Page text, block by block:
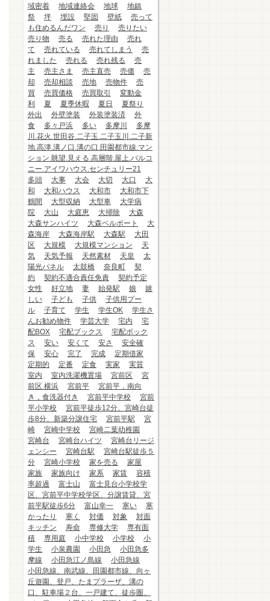
域密着
地域連絡会 地球
地鎮
祭
坪 埋設 堅固 壁紙
売って
も住めるんだワン
売り
売りたい
売り物
売る 売れた理由
売れ
て
売れている 売れてしまう
売
れました
売れる 売れ残る
売
主
売主さま 売主直売 売価
売
却
売却相談 売地 売物件
売
買
売買価格 売買取引
変動金
利
夏 夏季休暇 夏日
夏祭り
外出
外壁塗装 外装塗装済
外
食
多々戸浜 多い 多摩川
多摩
川.花火.世田谷.二子玉.二子玉川.二子新
地.高津.溝ノ口.溝の口.田園都市線.マン
ション.眺望.見える.高層階.屋上.バルコ
ニー.アイワハウス.センチュリー21
多頭
大事 大会 大切 大口
大
和
大和ハウス 大和市
大和市下
鶴間
大型収納 大型車
大学病
院
大山 大庭恵 大掃除
大森
大森サンハイツ
大森ベルポート
大
森海岸
大森海岸駅 大森駅
大田
区
大規模 大規模マンション
天
気
天気予報 天然素材 天皇
太
陽光パネル
太鼓橋 奈良町
契
約
契約不適合責任免責
契約予定
女性
好立地 妻 始発駅 娘
嬉
しい
子ども 子供
子供用プー
ル
子育て 学生 学生OK
学生さ
んお勧め物件
学芸大学 宅内
宅
配BOX
宅配ブックス
宅配ボック
ス
安い 安くて 安さ
安全確
保
安心 完了 完成
定期借家
定期的
定番 定食 実家
実質
室内
室内洗濯機置場 宮前区
宮
前区.横浜
宮前平
宮前平，南向
き，食洗器付き
宮前平中学校
宮前
平小学校
宮前平徒歩12分、宮崎台徒
歩8分、新築分譲住宅
宮前平駅
宮
崎
宮崎中学校
宮崎二葉幼稚園
宮崎台
宮崎台ハイツ
宮崎台リージ
ェンシー
宮崎台駅
宮崎台駅徒歩５
分
宮崎小学校 家を売る
家屋
家族
家族向け 家系 家賃
容積
率超過
富士山
富士見台小学校学
区、宮前平中学校学区、分譲賃貸、宮
前平駅徒歩6分
富山幸一 寒い
寒
かったり
寒く 対価 対象
対面
キッチン
寿命 専修大学
専有面
積
専用庭 小中学校 小学校
小
学生
小泉農園 小田急
小田急多
摩線
小田急江ノ島線
小田急線
小田急線、南武線、田園都市線、向ヶ
丘遊園、登戸、たまプラーザ、溝の
口、駐車場２台、一戸建て、徒歩圏、